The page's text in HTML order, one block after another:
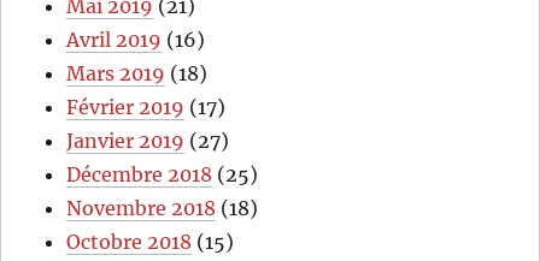
Mai 2019 (21)
Avril 2019 (16)
Mars 2019 (18)
Février 2019 (17)
Janvier 2019 (27)
Décembre 2018 (25)
Novembre 2018 (18)
Octobre 2018 (15)